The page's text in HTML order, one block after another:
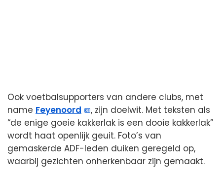
Ook voetbalsupporters van andere clubs, met
name Feyenoord
, zijn doelwit. Met teksten als
“de enige goeie kakkerlak is een dooie kakkerlak”
wordt haat openlijk geuit. Foto’s van
gemaskerde ADF-leden duiken geregeld op,
waarbij gezichten onherkenbaar zijn gemaakt.